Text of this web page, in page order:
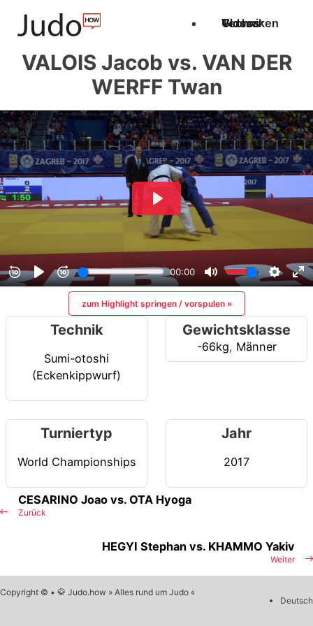
Techniken
Videos
Glossar
VALOIS Jacob vs. VAN DER
WERFF Twan
zum Highlight springen / vorspulen »
Technik
Sumi-otoshi
(Eckenkippwurf)
Gewichtsklasse
-66kg, Männer
Turniertyp
World Championships
Jahr
2017
Zurück
CESARINO Joao vs. OTA Hyoga
Weiter
HEGYI Stephan vs. KHAMMO Yakiv
Copyright © • 🥋 Judo.how » Alles rund um Judo «
Deutsch